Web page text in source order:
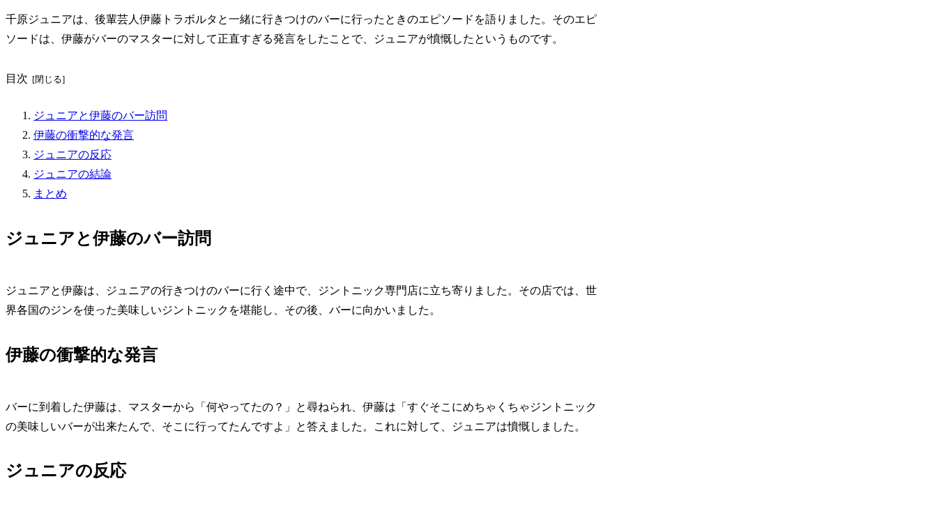
千原ジュニアは、後輩芸人伊藤トラボルタと一緒に行きつけのバーに行ったときのエピソードを語りました。そのエピ
ソードは、伊藤がバーのマスターに対して正直すぎる発言をしたことで、ジュニアが憤慨したというものです。
目次
ジュニアと伊藤のバー訪問
伊藤の衝撃的な発言
ジュニアの反応
ジュニアの結論
まとめ
ジュニアと伊藤のバー訪問
ジュニアと伊藤は、ジュニアの行きつけのバーに行く途中で、ジントニック専門店に立ち寄りました。その店では、世
界各国のジンを使った美味しいジントニックを堪能し、その後、バーに向かいました。
伊藤の衝撃的な発言
バーに到着した伊藤は、マスターから「何やってたの？」と尋ねられ、伊藤は「すぐそこにめちゃくちゃジントニック
の美味しいバーが出来たんで、そこに行ってたんですよ」と答えました。これに対して、ジュニアは憤慨しました。
ジュニアの反応